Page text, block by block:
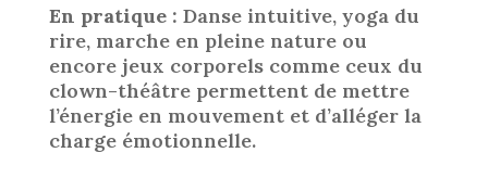
En pratique : Danse intuitive, yoga du
rire, marche en pleine nature ou
encore jeux corporels comme ceux du
clown-théâtre permettent de mettre
l’énergie en mouvement et d’alléger la
charge émotionnelle.